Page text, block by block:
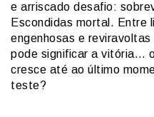
e arriscado desa­fio:
Escondidas mortal. Entre
engenhosas e
pode signi­ficar a vitória…
cresce até ao último
teste?